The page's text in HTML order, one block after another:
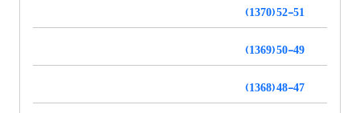
52-51 (1370)
50-49 (1369)
48-47 (1368)